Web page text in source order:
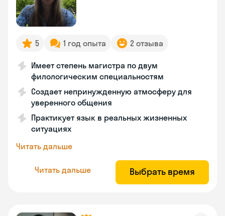
5 1 год опыта 2 отзыва
Имеет степень магистра по двум
филологическим специальностям
Создает непринужденную атмосферу для
уверенного общения
Практикует язык в реальных жизненных
ситуациях
Читать дальше
Читать дальше Выбрать время